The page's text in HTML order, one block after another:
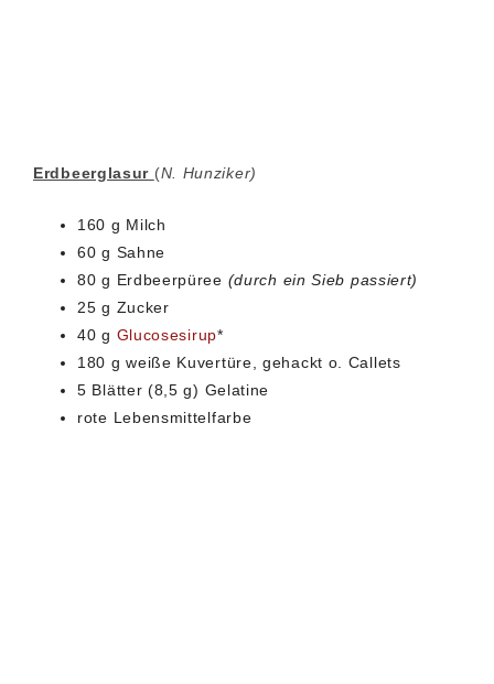
Erdbeerglasur (N. Hunziker)
160 g Milch
60 g Sahne
80 g Erdbeerpüree (durch ein Sieb passiert)
25 g Zucker
40 g Glucosesirup*
180 g weiße Kuvertüre, gehackt o. Callets
5 Blätter (8,5 g) Gelatine
rote Lebensmittelfarbe